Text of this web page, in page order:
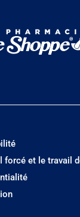
forcé et le travail